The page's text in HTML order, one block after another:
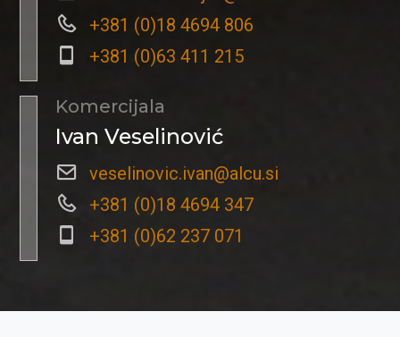
+381 (0)18 4694 806
+381 (0)63 411 215
Komercijala
Ivan Veselinović
veselinovic.ivan@alcu.si
+381 (0)18 4694 347
+381 (0)62 237 071